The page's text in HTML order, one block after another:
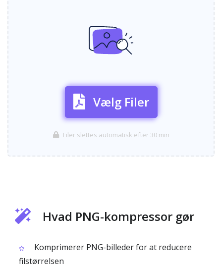
Vælg Filer
Filer slettes automatisk efter 30 min
Hvad PNG-kompressor gør
Komprimerer PNG-billeder for at reducere
filstørrelsen